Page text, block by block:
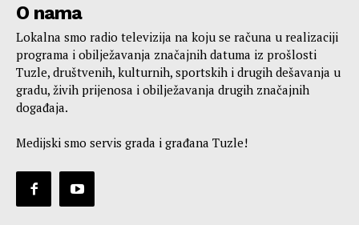
O nama
Lokalna smo radio televizija na koju se računa u realizaciji
programa i obilježavanja značajnih datuma iz prošlosti
Tuzle, društvenih, kulturnih, sportskih i drugih dešavanja u
gradu, živih prijenosa i obilježavanja drugih značajnih
događaja.
Medijski smo servis grada i građana Tuzle!